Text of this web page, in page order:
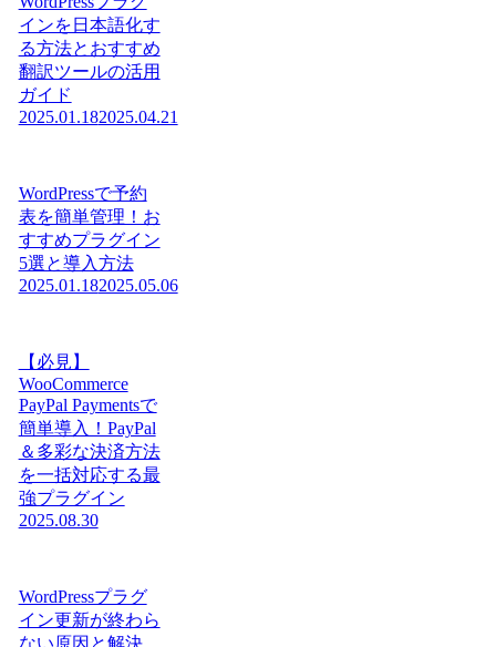
インを日本語化す
る方法とおすすめ
翻訳ツールの活用
ガイド
2025.01.182025.04.21
WordPressで予約
表を簡単管理！お
すすめプラグイン
5選と導入方法
2025.01.182025.05.06
【必見】
WooCommerce
PayPal Paymentsで
簡単導入！PayPal
＆多彩な決済方法
を一括対応する最
強プラグイン
2025.08.30
WordPressプラグ
イン更新が終わら
ない原因と解決